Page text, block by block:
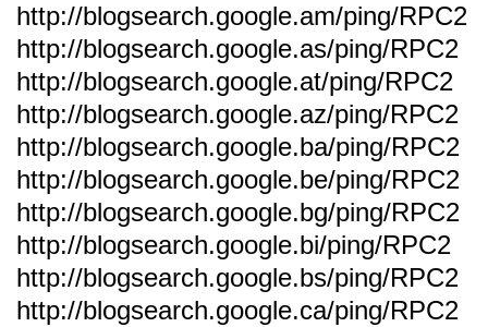
http://blogsearch.google.am/ping/RPC2
http://blogsearch.google.as/ping/RPC2
http://blogsearch.google.at/ping/RPC2
http://blogsearch.google.az/ping/RPC2
http://blogsearch.google.ba/ping/RPC2
http://blogsearch.google.be/ping/RPC2
http://blogsearch.google.bg/ping/RPC2
http://blogsearch.google.bi/ping/RPC2
http://blogsearch.google.bs/ping/RPC2
http://blogsearch.google.ca/ping/RPC2